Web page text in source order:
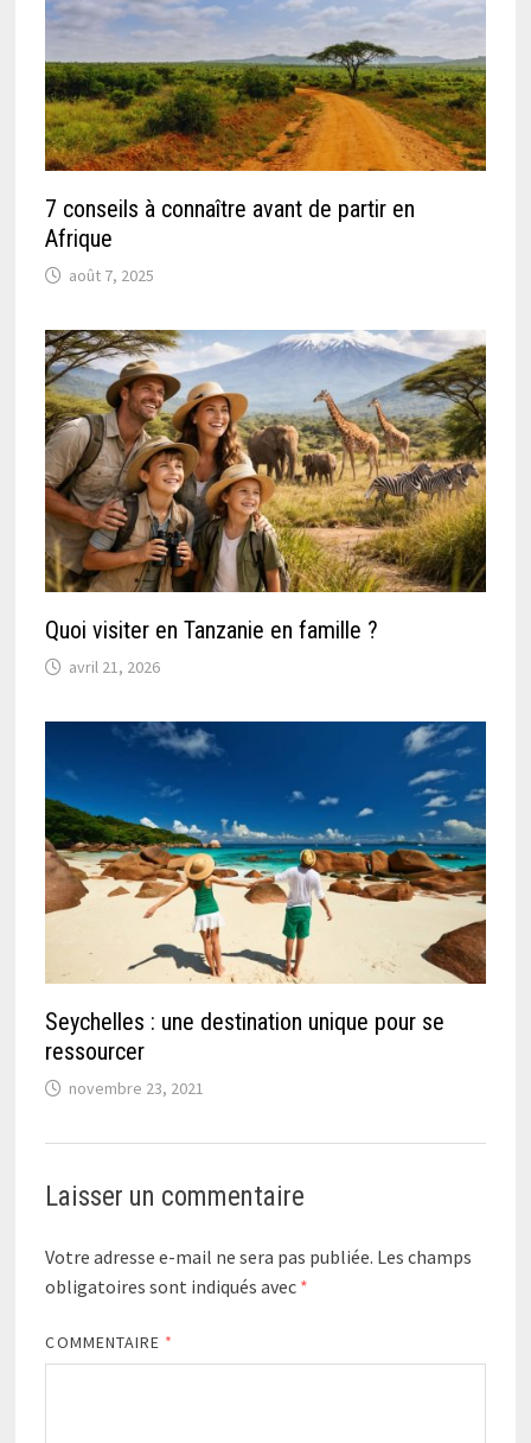
7 conseils à connaître avant de partir en
Afrique
août 7, 2025
Quoi visiter en Tanzanie en famille ?
avril 21, 2026
Seychelles : une destination unique pour se
ressourcer
novembre 23, 2021
Laisser un commentaire
Votre adresse e-mail ne sera pas publiée. Les champs
obligatoires sont indiqués avec *
COMMENTAIRE *